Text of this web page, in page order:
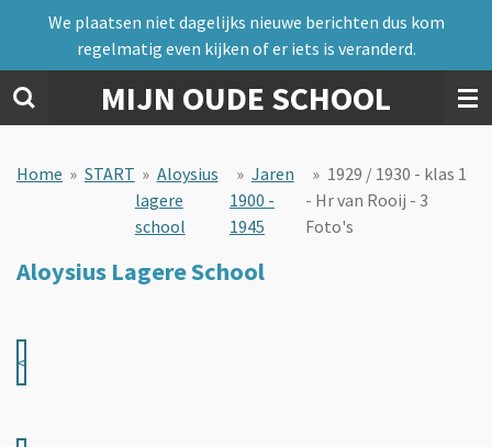
naar
de
hoofdinhoud
MIJN OUDE SCHOOL
We plaatsen niet dagelijks nieuwe berichten dus kom
regelmatig even kijken of er iets is veranderd.
Home » START » Aloysius
lagere
school
» Jaren
1900 -
1945
» 1929 / 1930 - klas 1
- Hr van Rooij - 3
Foto's
Aloysius Lagere School
<